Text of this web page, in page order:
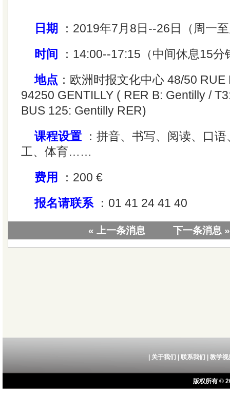
日期
：2019年7月8日--26日（周一
时间
：14:00--17:15（中间休息15分
地点 ：欧洲时报文化中心 48/50
94250 GENTILLY ( RER B: Gentilly /
BUS 125: Gentilly RER)
课程设置 ：拼音、书写、阅读、口
工、体育……
费用
：200 €
报名请联系：01 41 24 41 40
« 上一条消息 下一条消息 »
关于我们 联系我们 教学视
版权所有 ©